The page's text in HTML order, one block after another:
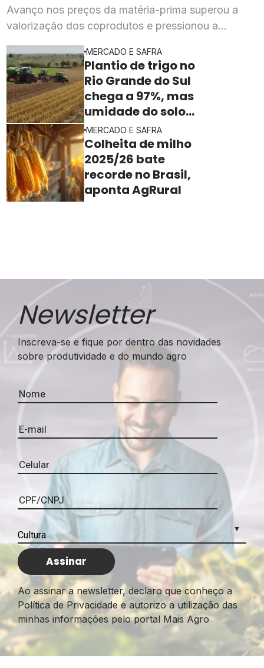
Avanço nos preços da matéria-prima superou a
valorização dos coprodutos e pressionou a
segundo o ImeaMERCADO E SAFRA
Plantio de trigo no
Rio Grande do Sul
chega a 97%, mas
umidade do solo
ainda freia o ritmo
MERCADO E SAFRA
Colheita de milho
2025/26 bate
recorde no Brasil,
aponta AgRural
Newsletter
Inscreva-se e fique por dentro das novidades
sobre produtividade e do mundo agro
Ao assinar a newsletter, declaro que conheço a
Política de Privacidade e autorizo a utilização das
minhas informações pelo portal Mais Agro